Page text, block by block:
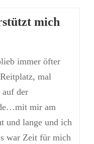
mich
immer öfter
mal
auf der
mir am
und lange und ich
war Zeit für mich